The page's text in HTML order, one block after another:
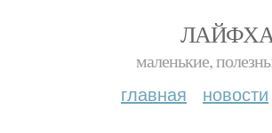
маленькие,
главная новости